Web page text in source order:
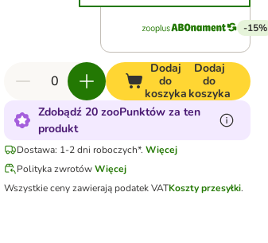
-15%
Dodaj
do
koszyka
Dodaj
do
koszyka
Zdobądź 20 zooPunktów za ten
produkt
Dostawa: 1-2 dni roboczych*. Więcej
Polityka zwrotów Więcej
Wszystkie ceny zawierają podatek VATKoszty przesyłki.